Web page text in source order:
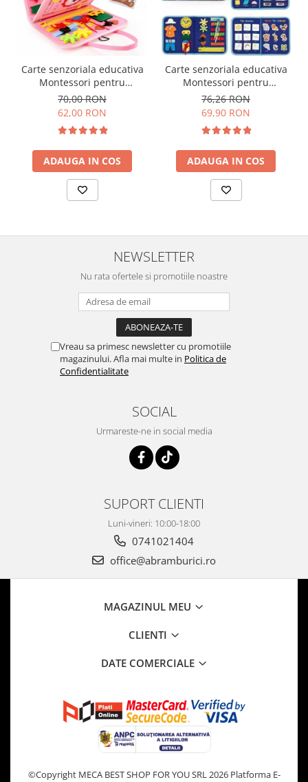
Carte senzoriala educativa
Montessori pentru
dezvoltarea abilitatilor
motorii model sirene/litere
70,00 RON
62,00 RON
ADAUGA IN COS
Carte senzoriala educativa
Montessori pentru
dezvoltarea abilitatilor
motorii model dinozauri
albastru 8 pagini
76,26 RON
69,90 RON
ADAUGA IN COS
NEWSLETTER
Nu rata ofertele si promotiile noastre
Vreau sa primesc newsletter cu promotiile
magazinului. Afla mai multe in Politica de
Confidentialitate
SOCIAL
Urmareste-ne in social media
SUPORT CLIENTI
Luni-vineri: 10:00-18:00
0741021404
office@abramburici.ro
MAGAZINUL MEU
CLIENTI
DATE COMERCIALE
©Copyright MECA BEST SHOP FOR YOU SRL 2026 Platforma E-